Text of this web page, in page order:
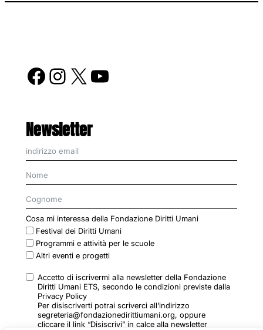
Facebook Instagram X YouTube
Newsletter
Cosa mi interessa della Fondazione Diritti Umani
Festival dei Diritti Umani
Programmi e attività per le scuole
Altri eventi e progetti
Accetto di iscrivermi alla newsletter della Fondazione
Diritti Umani ETS, secondo le condizioni previste dalla
Privacy Policy
Per disiscriverti potrai scriverci all’indirizzo
segreteria@fondazionedirittiumani.org, oppure
cliccare il link “Disiscrivi” in calce alla newsletter